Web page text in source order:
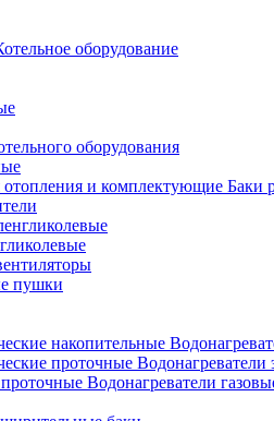
оборудование
оборудования
Баки
пушки
Водонагреватели
Водонагреватели